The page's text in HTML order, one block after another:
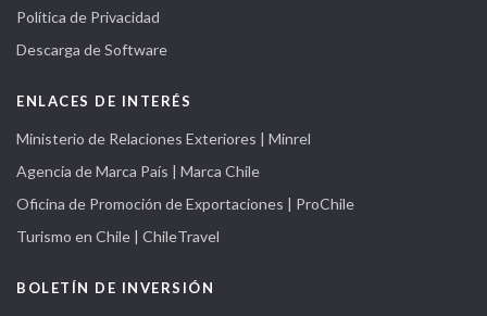
Política de Privacidad
Descarga de Software
ENLACES DE INTERÉS
Ministerio de Relaciones Exteriores | Minrel
Agencia de Marca País | Marca Chile
Oficina de Promoción de Exportaciones | ProChile
Turismo en Chile | ChileTravel
BOLETÍN DE INVERSIÓN